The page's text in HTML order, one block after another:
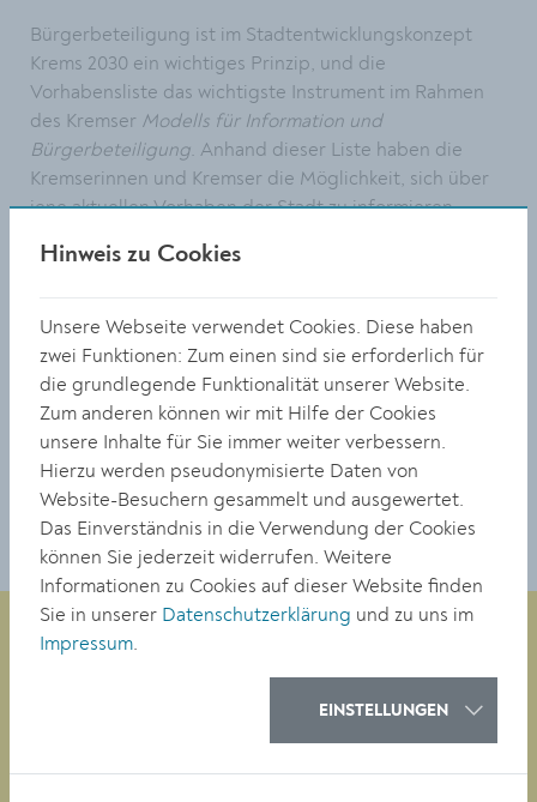
Bürgerbeteiligung ist im Stadtentwicklungskonzept
Krems 2030 ein wichtiges Prinzip, und die
Vorhabensliste das wichtigste Instrument im Rahmen
des Kremser Modells für Information und
Bürgerbeteiligung. Anhand dieser Liste haben die
Kremserinnen und Kremser die Möglichkeit, sich über
jene aktuellen Vorhaben der Stadt zu informieren,
Bedeutung sind.
Einsicht in die Vorhabensliste:
www.krems2030.at/Vorhabensliste
Nähere Info: Tel. 02732 801 303,
wwww.krems2030.at
TEILEN
Hinweis zu Cookies
Unsere Webseite verwendet Cookies. Diese haben
zwei Funktionen: Zum einen sind sie erforderlich für
die grundlegende Funktionalität unserer Website.
Zum anderen können wir mit Hilfe der Cookies
unsere Inhalte für Sie immer weiter verbessern.
Hierzu werden pseudonymisierte Daten von
Website-Besuchern gesammelt und ausgewertet.
Das Einverständnis in die Verwendung der Cookies
können Sie jederzeit widerrufen. Weitere
Informationen zu Cookies auf dieser Website finden
Sie in unserer Datenschutzerklärung und zu uns im
Impressum.
EINSTELLUNGEN